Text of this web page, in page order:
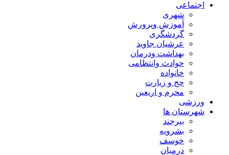
اجتماعی
شهری
آموزش وپرورش
گردشگری
عرشیان جاوید
بهداشت ودرمان
حوادث وانتظامی
خانواده
حج و زیارت
محرم و اریعین
ورزشی
شهرستان ها
بیرجند
بشرویه
خوسف
درمیان